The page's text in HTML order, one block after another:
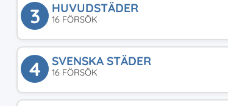
3 HUVUDSTÄDER
16 FÖRSÖK
4 SVENSKA STÄDER
16 FÖRSÖK